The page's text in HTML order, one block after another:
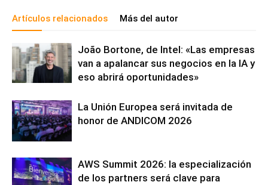
Artículos relacionados Más del autor
João Bortone, de Intel: «Las empresas
van a apalancar sus negocios en la IA y
eso abrirá oportunidades»
La Unión Europea será invitada de
honor de ANDICOM 2026
AWS Summit 2026: la especialización
de los partners será clave para